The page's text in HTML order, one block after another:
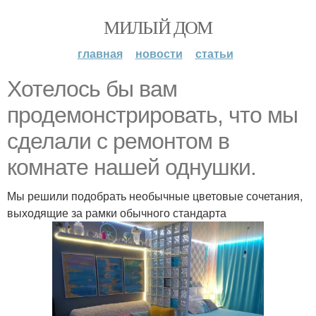
МИЛЫЙ ДОМ
главная новости статьи
Хотелось бы вам
продемонстрировать, что мы
сделали с ремонтом в
комнате нашей однушки.
Мы решили подобрать необычные цветовые сочетания,
выходящие за рамки обычного стандарта